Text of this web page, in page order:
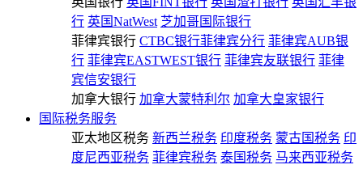
行 英国NatWest 芝加哥国际银行
菲律宾银行 CTBC银行菲律宾分行 菲律宾AUB银
行 菲律宾EASTWEST银行 菲律宾友联银行 菲律
宾信安银行
加拿大银行 加拿大蒙特利尔 加拿大皇家银行
国际税务服务
亚太地区税务 新西兰税务 印度税务 蒙古国税务 印
度尼西亚税务 菲律宾税务 泰国税务 马来西亚税务